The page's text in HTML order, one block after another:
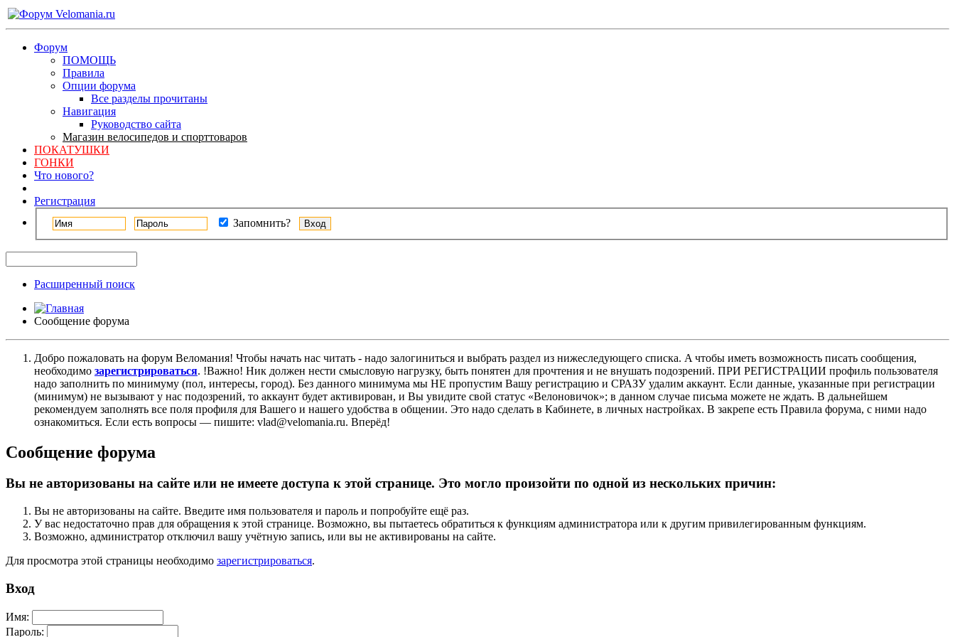
Форум
ПОМОЩЬ
Правила
Опции форума
Все разделы прочитаны
Навигация
Руководство сайта
Магазин велосипедов и спорттоваров
ПОКАТУШКИ
ГОНКИ
Что нового?
Регистрация
Запомнить?
Расширенный поиск
Сообщение форума
Добро пожаловать на форум Веломания! Чтобы начать нас читать - надо залогиниться и выбрать раздел из нижеследующего списка. A чтобы иметь возможность писать сообщения,
необходимо зарегистрироваться. !Важно! Ник должен нести смысловую нагрузку, быть понятен для прочтения и не внушать подозрений. ПРИ РЕГИСТРАЦИИ профиль пользователя
надо заполнить по минимуму (пол, интересы, город). Без данного минимума мы НЕ пропустим Вашу регистрацию и СРАЗУ удалим аккаунт. Если данные, указанные при регистрации
(минимум) не вызывают у нас подозрений, то аккаунт будет активирован, и Вы увидите свой статус «Велоновичок»; в данном случае письма можете не ждать. В дальнейшем
рекомендуем заполнять все поля профиля для Вашего и нашего удобства в общении. Это надо сделать в Кабинете, в личных настройках. В закрепе есть Правила форума, с ними надо
ознакомиться. Если есть вопросы — пишите: vlad@velomania.ru. Вперёд!
Сообщение форума
Вы не авторизованы на сайте или не имеете доступа к этой странице. Это могло произойти по одной из нескольких причин:
Вы не авторизованы на сайте. Введите имя пользователя и пароль и попробуйте ещё раз.
У вас недостаточно прав для обращения к этой странице. Возможно, вы пытаетесь обратиться к функциям администратора или к другим привилегированным функциям.
Возможно, администратор отключил вашу учётную запись, или вы не активированы на сайте.
Для просмотра этой страницы необходимо зарегистрироваться.
Вход
Имя:
Пароль: